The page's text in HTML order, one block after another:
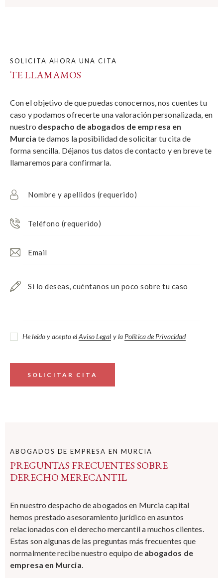
SOLICITA AHORA UNA CITA
TE LLAMAMOS
Con el objetivo de que puedas conocernos, nos cuentes tu
caso y podamos ofrecerte una valoración personalizada, en
nuestro despacho de abogados de empresa en
Murcia te damos la posibilidad de solicitar tu cita de
forma sencilla. Déjanos tus datos de contacto y en breve te
llamaremos para confirmarla.
He leido y acepto elAviso Legal y la Política de Privacidad
ABOGADOS DE EMPRESA EN MURCIA
PREGUNTAS FRECUENTES SOBRE
DERECHO MERECANTIL
En nuestrodespacho de abogados en Murciacapital
hemos prestado asesoramiento jurídico en asuntos
relacionados con el derecho mercantil a muchos clientes.
Estas son algunas de las preguntas más frecuentes que
normalmente recibe nuestro equipo de abogados de
empresa en Murcia.